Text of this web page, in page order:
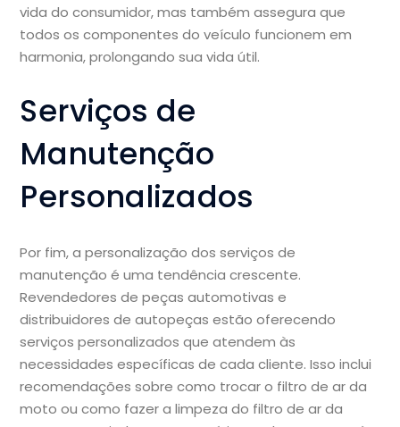
vida do consumidor, mas também assegura que
todos os componentes do veículo funcionem em
harmonia, prolongando sua vida útil.
Serviços de
Manutenção
Personalizados
Por fim, a personalização dos serviços de
manutenção é uma tendência crescente.
Revendedores de peças automotivas e
distribuidores de autopeças estão oferecendo
serviços personalizados que atendem às
necessidades específicas de cada cliente. Isso inclui
recomendações sobre como trocar o filtro de ar da
moto ou como fazer a limpeza do filtro de ar da